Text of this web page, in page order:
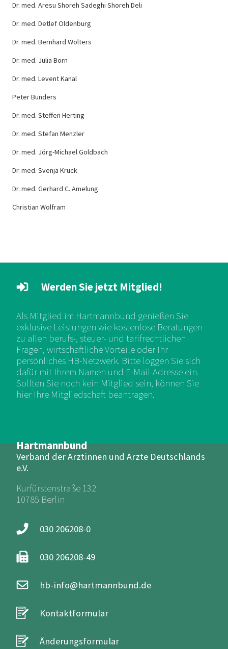
Dr. med. Aresu Shoreh Sadeghi Shoreh Deli
Dr. med. Detlef Oldenburg
Dr. med. Bernhard Wolters
Dr. med. Julia Born
Dr. med. Levent Kanal
Peter Bunders
Dr. med. Steffen Herting
Dr. med. Stefan Menzler
Dr. med. Jörg-Michael Goldbach
Dr. med. Svenja Krück
Dr. med. Gerhard C. Amelung
Christian Wolfram
Hartmannbund
Verband der Ärztinnen und Ärzte Deutschlands
e.V.
Kurfürstenstraße 132
10785 Berlin
030 206208-0
030 206208-49
hb-info@hartmannbund.de
Kontaktformular
Änderungsformular
Werden Sie jetzt Mitglied!
Als Mitglied im Hartmannbund genießen Sie
exklusive Leistungen wie kostenlose Beratungen
zu allen berufs-, steuer- und tarifrechtlichen
Fragen, wirtschaftliche Vorteile oder Ihr
persönliches HB-Netzwerk. Bitte loggen Sie sich
dafür mit Ihrem Namen und E-Mail-Adresse ein.
Sollten Sie noch kein Mitglied sein, können Sie
hier Ihre Mitgliedschaft beantragen.